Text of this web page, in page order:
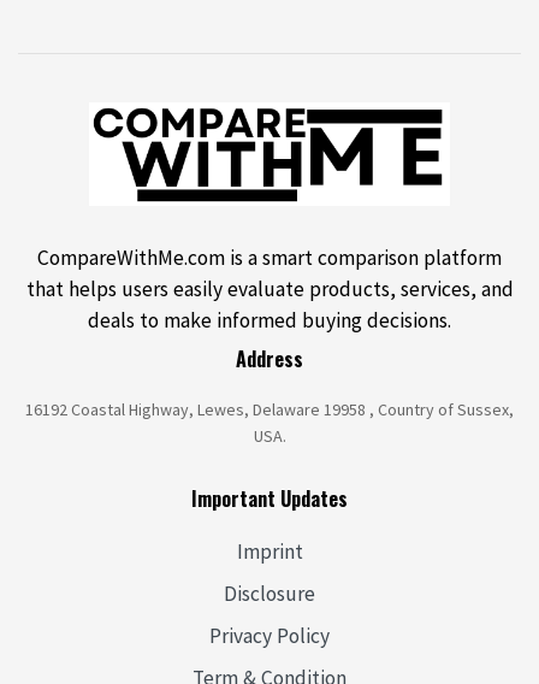
CompareWithMe.com is a smart comparison platform
that helps users easily evaluate products, services, and
deals to make informed buying decisions.
Address
16192 Coastal Highway, Lewes, Delaware 19958 , Country of Sussex,
USA.
Important Updates
Imprint
Disclosure
Privacy Policy
Term & Condition